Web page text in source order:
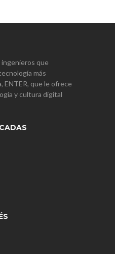
que
más
ENTER, que le ofrece
y cultura digital